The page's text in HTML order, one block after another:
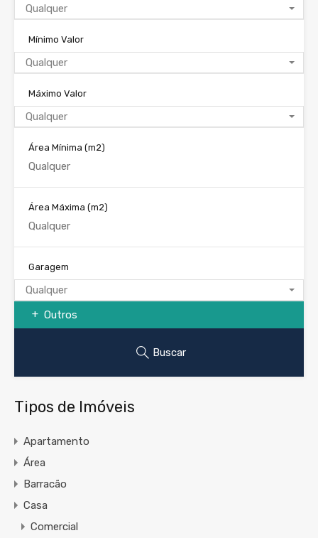
Qualquer
Mínimo Valor
Qualquer
Máximo Valor
Qualquer
Área Mínima (m2)
Área Máxima (m2)
Garagem
Qualquer
Outros
Buscar
Tipos de Imóveis
Apartamento
Área
Barracão
Casa
Comercial